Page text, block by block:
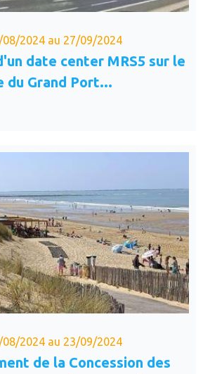
08/2024 au 27/09/2024
date center MRS5 sur le
du Grand Port...
08/2024 au 23/09/2024
de la Concession des